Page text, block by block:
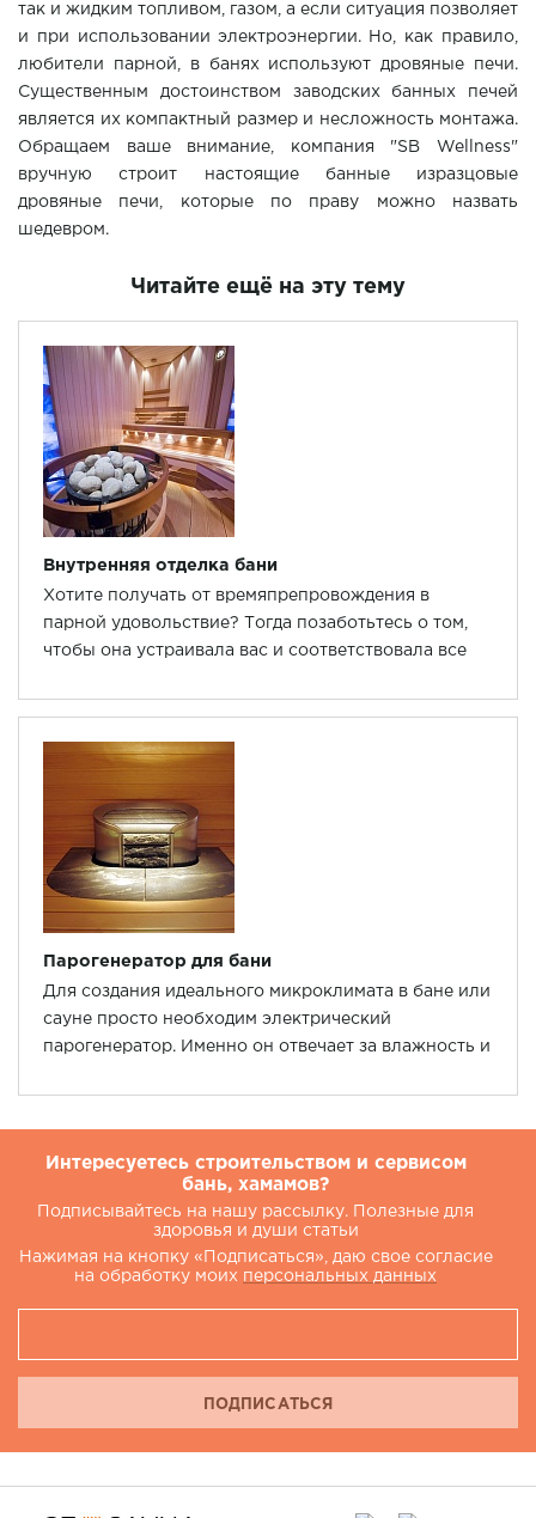
так и жидким топливом, газом, а если ситуация позволяет
и при использовании электроэнергии. Но, как правило,
любители парной, в банях используют дровяные печи.
Существенным достоинством заводских банных печей
является их компактный размер и несложность монтажа.
Обращаем ваше внимание, компания "SB Wellness"
вручную строит настоящие банные изразцовые
дровяные печи, которые по праву можно назвать
шедевром.
Читайте ещё на эту тему
Внутренняя отделка бани
Хотите получать от времяпрепровождения в
парной удовольствие? Тогда позаботьтесь о том,
чтобы она устраивала вас и соответствовала все
Парогенератор для бани
Для создания идеального микроклимата в бане или
сауне просто необходим электрический
парогенератор. Именно он отвечает за влажность и
Интересуетесь строительством и сервисом
бань, хамамов?
Подписывайтесь на нашу рассылку. Полезные для
здоровья и души статьи
Нажимая на кнопку «Подписаться», даю свое согласие
на обработку моих персональных данных
ПОДПИСАТЬСЯ